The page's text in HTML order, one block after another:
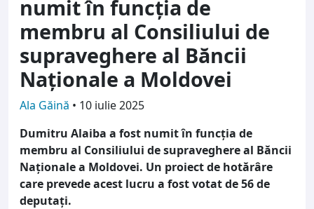
numit în funcția de
membru al Consiliului de
supraveghere al Băncii
Naționale a Moldovei
Ala Găină • 10 iulie 2025
Dumitru Alaiba a fost numit în funcția de
membru al Consiliului de supraveghere al Băncii
Naționale a Moldovei. Un proiect de hotărâre
care prevede acest lucru a fost votat de 56 de
deputați.